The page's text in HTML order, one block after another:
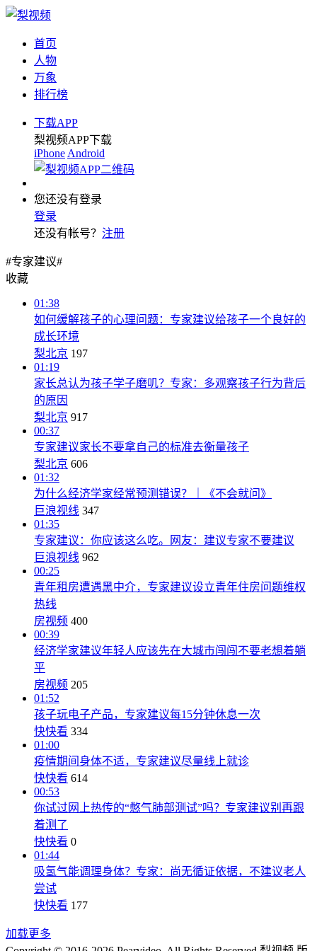
首页
人物
万象
排行榜
下载APP
梨视频APP下载
iPhone Android
您还没有登录
登录
还没有帐号？ 注册
#专家建议#
收藏
01:38
如何缓解孩子的心理问题：专家建议给孩子一个良好的
成长环境
梨北京 197
01:19
家长总认为孩子学子磨叽？专家：多观察孩子行为背后
的原因
梨北京 917
00:37
专家建议家长不要拿自己的标准去衡量孩子
梨北京 606
01:32
为什么经济学家经常预测错误？｜《不会就问》
巨浪视线 347
01:35
专家建议：你应该这么吃。网友：建议专家不要建议
巨浪视线 962
00:25
青年租房遭遇黑中介，专家建议设立青年住房问题维权
热线
房视频 400
00:39
经济学家建议年轻人应该先在大城市闯闯不要老想着躺
平
房视频 205
01:52
孩子玩电子产品，专家建议每15分钟休息一次
快快看 334
01:00
疫情期间身体不适，专家建议尽量线上就诊
快快看 614
00:53
你试过网上热传的“憋气肺部测试”吗？专家建议别再跟
着测了
快快看 0
01:44
吸氢气能调理身体？专家：尚无循证依据，不建议老人
尝试
快快看 177
加载更多